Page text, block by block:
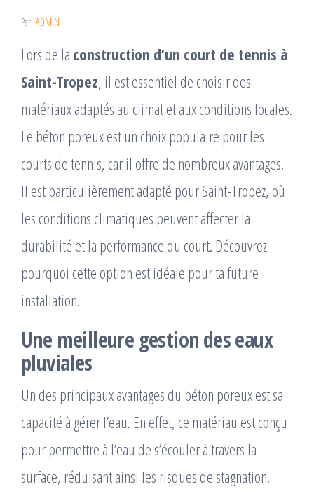
Par ADMIN
Lors de la construction d’un court de tennis à
Saint-Tropez, il est essentiel de choisir des
matériaux adaptés au climat et aux conditions locales.
Le béton poreux est un choix populaire pour les
courts de tennis, car il offre de nombreux avantages.
Il est particulièrement adapté pour Saint-Tropez, où
les conditions climatiques peuvent affecter la
durabilité et la performance du court. Découvrez
pourquoi cette option est idéale pour ta future
installation.
Une meilleure gestion des eaux
pluviales
Un des principaux avantages du béton poreux est sa
capacité à gérer l’eau. En effet, ce matériau est conçu
pour permettre à l’eau de s’écouler à travers la
surface, réduisant ainsi les risques de stagnation.